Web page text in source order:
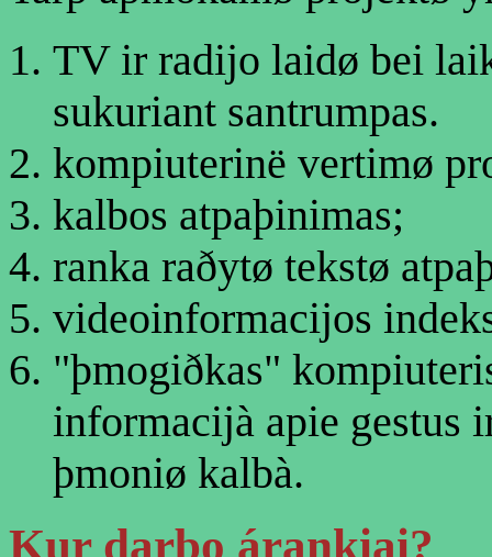
TV ir radijo laidø bei
sukuriant santrumpas.
kompiuterinë vertimø
kalbos atpaþinimas;
ranka raðytø tekstø
videoinformacijos
"þmogiðkas"
informacijà apie gestus
þmoniø kalbà.
Kurdarbo árankiai?